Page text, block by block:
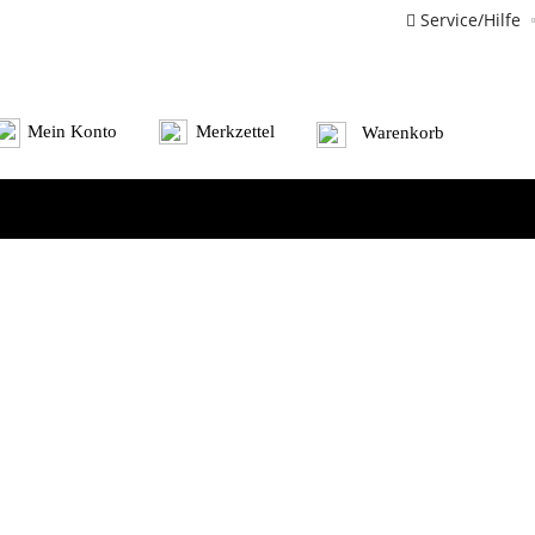
Service/Hilfe
Mein Konto Merkzettel Warenkorb